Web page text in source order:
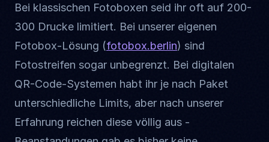
Bei klassischen Fotoboxen seid ihr oft auf 200-
300 Drucke limitiert. Bei unserer eigenen
Fotobox-Lösung (fotobox.berlin) sind
Fotostreifen sogar unbegrenzt. Bei digitalen
QR-Code-Systemen habt ihr je nach Paket
unterschiedliche Limits, aber nach unserer
Erfahrung reichen diese völlig aus -